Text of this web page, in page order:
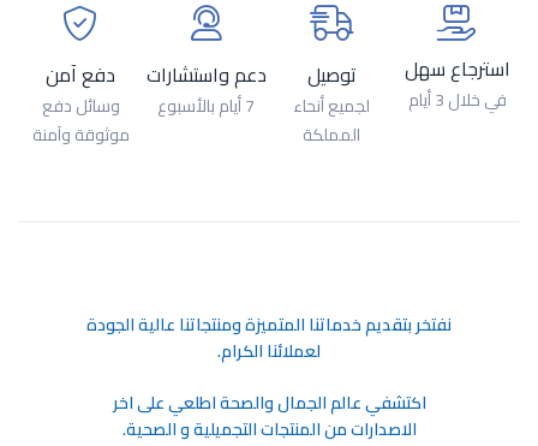
استرجاع سهل
في خلال 3 أيام
توصيل
لجميع أنحاء
المملكة
دعم واستشارات
7 أيام بالأسبوع
دفع آمن
وسائل دفع
موثوقة وآمنة
ﻧﻔﺘﺨﺮ ﺑﺘﻘﺪﻳﻢ ﺧﺪﻣﺎﺗﻨﺎ اﻟﻤﺘﻤﻴﺰة وﻣﻨﺘﺠﺎﺗﻨﺎ ﻋﺎﻟﻴﺔ اﻟﺠﻮدة
ﻟﻌﻤﻼﺋﻨﺎ اﻟﻜﺮام.
اكتشفي عالم الجمال والصحة اطلعي على اخر
الاصدارات من المنتجات التجميلية و الصحية.